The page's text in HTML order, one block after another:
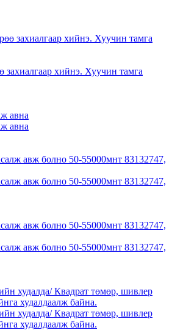
захиалгаар хийнэ. Хуучин тамга
авна
авна
авж болно 50-55000мнт 83132747,
авж болно 50-55000мнт 83132747,
авж болно 50-55000мнт 83132747,
авж болно 50-55000мнт 83132747,
худалда/ Квадрат төмөр, шивлер
худалдаалж байна.
худалда/ Квадрат төмөр, шивлер
худалдаалж байна.